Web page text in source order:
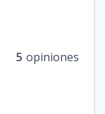
5 opiniones